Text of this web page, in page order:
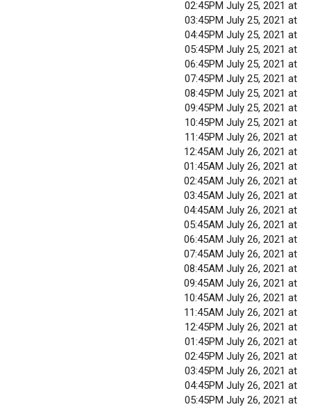
02:45PM July 25, 2021 at
03:45PM July 25, 2021 at
04:45PM July 25, 2021 at
05:45PM July 25, 2021 at
06:45PM July 25, 2021 at
07:45PM July 25, 2021 at
08:45PM July 25, 2021 at
09:45PM July 25, 2021 at
10:45PM July 25, 2021 at
11:45PM July 26, 2021 at
12:45AM July 26, 2021 at
01:45AM July 26, 2021 at
02:45AM July 26, 2021 at
03:45AM July 26, 2021 at
04:45AM July 26, 2021 at
05:45AM July 26, 2021 at
06:45AM July 26, 2021 at
07:45AM July 26, 2021 at
08:45AM July 26, 2021 at
09:45AM July 26, 2021 at
10:45AM July 26, 2021 at
11:45AM July 26, 2021 at
12:45PM July 26, 2021 at
01:45PM July 26, 2021 at
02:45PM July 26, 2021 at
03:45PM July 26, 2021 at
04:45PM July 26, 2021 at
05:45PM July 26, 2021 at